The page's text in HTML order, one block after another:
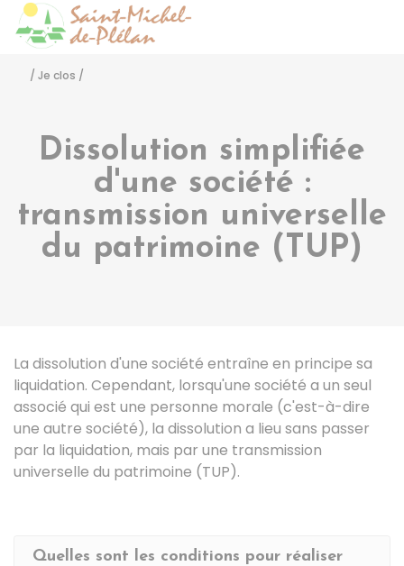
/ Je clos /
Dissolution simplifiée
d'une société :
transmission universelle
du patrimoine (TUP)
La dissolution d'une société entraîne en principe sa
liquidation. Cependant, lorsqu'une société a un seul
associé qui est une personne morale (c'est-à-dire
une autre société), la dissolution a lieu sans passer
par la liquidation, mais par une transmission
universelle du patrimoine (TUP).
Quelles sont les conditions pour réaliser